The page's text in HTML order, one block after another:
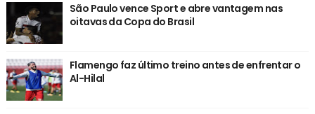
São Paulo vence Sport e abre vantagem nas
oitavas da Copa do Brasil
Flamengo faz último treino antes de enfrentar o
Al-Hilal